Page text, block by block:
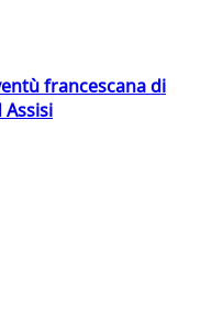
francescana di